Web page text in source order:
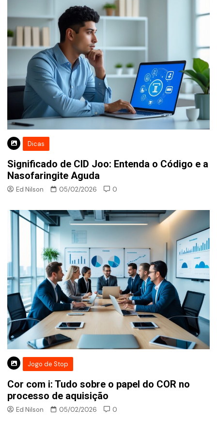
Dicas
Significado de CID Joo: Entenda o Código e a
Nasofaringite Aguda
Ed Nilson 05/02/2026 0
Jogo de Stop
Cor com i: Tudo sobre o papel do COR no
processo de aquisição
Ed Nilson 05/02/2026 0